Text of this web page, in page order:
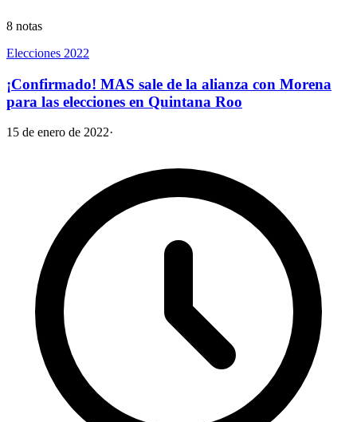
8 notas
Elecciones 2022
¡Confirmado! MAS sale de la alianza con Morena
para las elecciones en Quintana Roo
15 de enero de 2022·